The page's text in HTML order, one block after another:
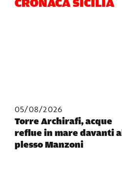
05/08/2026
Torre Archirafi, acque
reflue in mare davanti al
plesso Manzoni